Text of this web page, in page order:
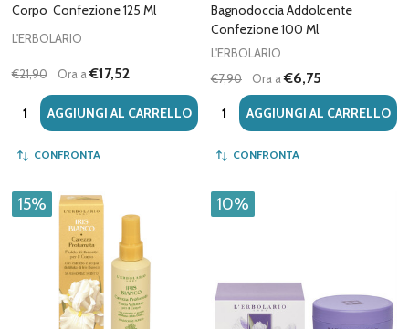
Corpo Confezione 125 Ml
L'ERBOLARIO
€21,90 Ora a€17,52
Quantità:AGGIUNGI AL CARRELLO
CONFRONTA
Bagnodoccia Addolcente
Confezione 100 Ml
L'ERBOLARIO
€7,90
Ora a€6,75
Quantità:AGGIUNGI AL CARRELLO
CONFRONTA
15% 10%